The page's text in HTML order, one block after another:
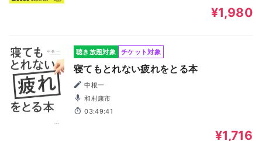
¥1,980
聴き放題対象 チケット対象
寝てもとれない疲れをとる本
中根一
和村康市
03:49:41
¥1,716